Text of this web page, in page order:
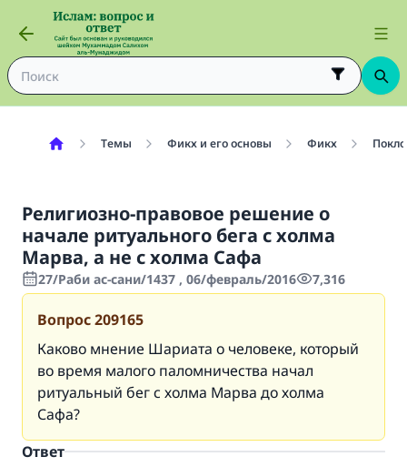
Темы Фикх и его основы Фикх
Религиозно-правовое решение о
начале ритуального бега с холма
Марва, а не с холма Сафа
27/Раби ас-сани/1437 , 06/февраль/2016 7,316
Вопрос209165
Каково мнение Шариата о человеке, который
во время малого паломничества начал
ритуальный бег с холма Марва до холма
Сафа?
Ответ